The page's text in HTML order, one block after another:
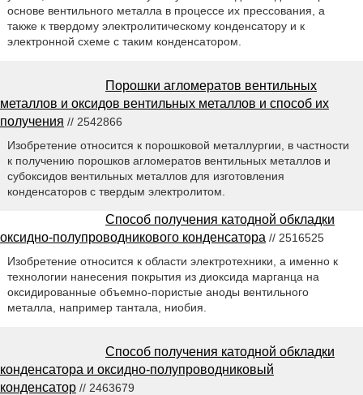
основе вентильного металла в процессе их прессования, а
также к твердому электролитическому конденсатору и к
электронной схеме с таким конденсатором.
Порошки агломератов вентильных
металлов и оксидов вентильных металлов и способ их
получения // 2542866
Изобретение относится к порошковой металлургии, в частности
к получению порошков агломератов вентильных металлов и
субоксидов вентильных металлов для изготовления
конденсаторов с твердым электролитом.
Способ получения катодной обкладки
оксидно-полупроводникового конденсатора // 2516525
Изобретение относится к области электротехники, а именно к
технологии нанесения покрытия из диоксида марганца на
оксидированные объемно-пористые аноды вентильного
металла, например тантала, ниобия.
Способ получения катодной обкладки
конденсатора и оксидно-полупроводниковый
конденсатор // 2463679